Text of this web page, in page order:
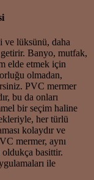
ve lüksünü, daha
Banyo, mutfak,
elde etmek için
olmadan,
PVC mermer
bu da onları
bir seçim haline
her türlü
kolaydır ve
mermer, aynı
basittir.
ile